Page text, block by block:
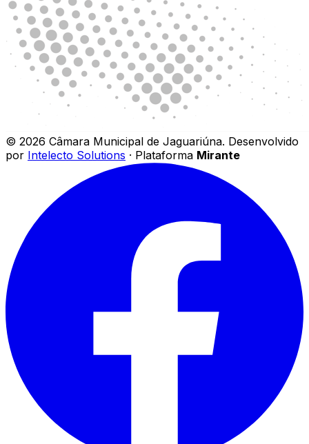
© 2026 Câmara Municipal de Jaguariúna. Desenvolvido
por Intelecto Solutions · Plataforma Mirante